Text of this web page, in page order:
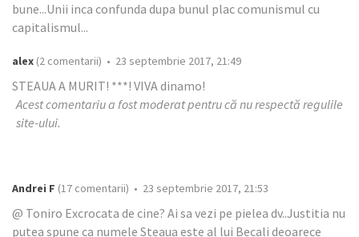
bune...Unii inca confunda dupa bunul plac comunismul cu
capitalismul...
alex (2 comentarii) • 23 septembrie 2017, 21:49
STEAUA A MURIT! ***! VIVA dinamo!
Acest comentariu a fost moderat pentru că nu respectă regulile
site-ului.
Andrei F (17 comentarii) • 23 septembrie 2017, 21:53
@ Toniro Excrocata de cine? Ai sa vezi pe pielea dv..Justitia nu
putea spune ca numele Steaua este al lui Becali deoarece